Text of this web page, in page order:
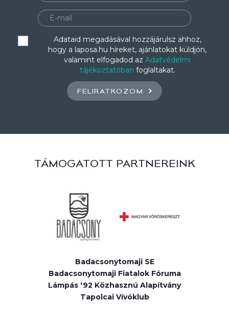
Adataid megadásával hozzájárulsz ahhoz,
hogy a laposa.hu híreket, ajánlatokat küldjön,
valamint elfogadod az Adatvédelmi
tájékoztatóban foglaltakat.
FELIRATKOZOM
TÁMOGATOTT PARTNEREINK
Badacsonytomaji SE
Badacsonytomaji Fiatalok Fóruma
Lámpás '92 Közhasznú Alapítvány
Tapolcai Vívóklub